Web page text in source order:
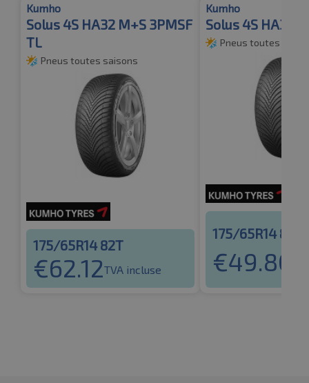
Kumho
Solus 4S HA32 M+S 3PMSF
TL
Pneus toutes saisons
175/65R14 82T
€62.12TVA incluse
Kumho
Solus 4S HA32
Pneus toutes
175/65R14 86H
€49.80